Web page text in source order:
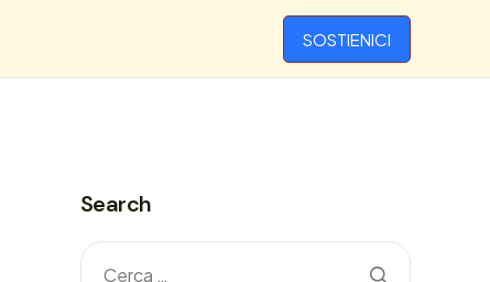
SOSTIENICI
Search